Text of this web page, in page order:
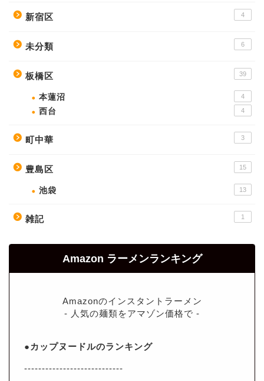
新宿区 4
未分類 6
板橋区 39
本蓮沼 4
西台 4
町中華 3
豊島区 15
池袋 13
雑記 1
Amazon ラーメンランキング
Amazonのインスタントラーメン
- 人気の麺類をアマゾン価格で -
●カップヌードルのランキング
----------------------------